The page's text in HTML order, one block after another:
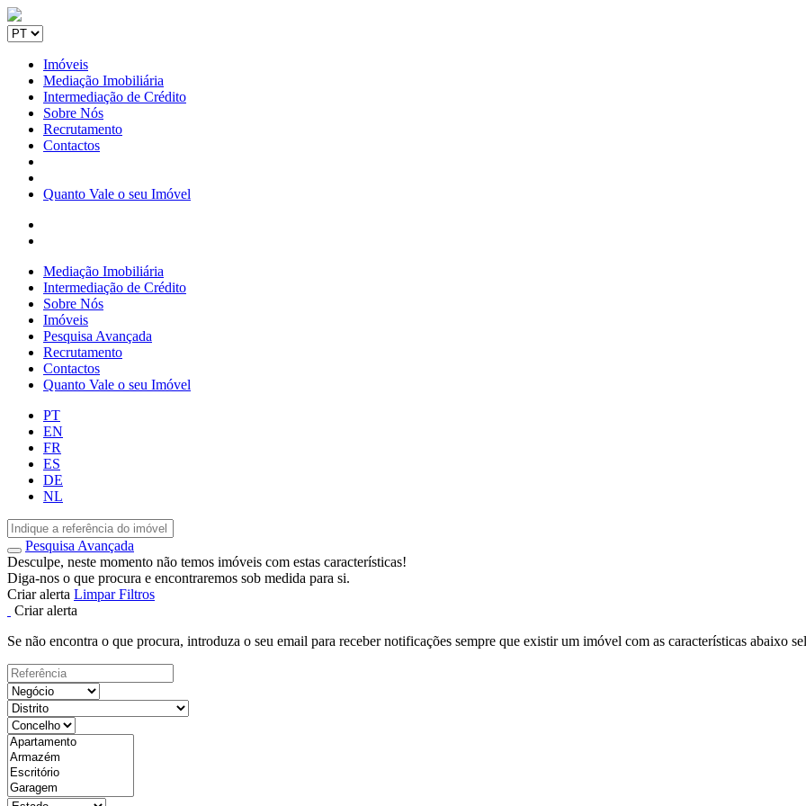
Imóveis
Mediação Imobiliária
Intermediação de Crédito
Sobre Nós
Recrutamento
Contactos
Quanto Vale o seu Imóvel
Mediação Imobiliária
Intermediação de Crédito
Sobre Nós
Imóveis
Pesquisa Avançada
Recrutamento
Contactos
Quanto Vale o seu Imóvel
PT
EN
FR
ES
DE
NL
Pesquisa Avançada
Desculpe, neste momento não temos imóveis com estas características!
Diga-nos o que procura e encontraremos sob medida para si.
Criar alerta Limpar Filtros
Criar alerta
Se não encontra o que procura, introduza o seu email para receber notificações sempre que existir um imóvel com as características abaixo